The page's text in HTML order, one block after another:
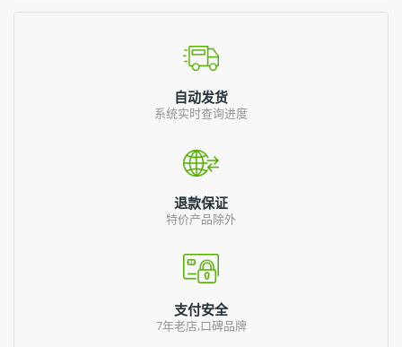
自动发货
系统实时查询进度
退款保证
特价产品除外
支付安全
7年老店,口碑品牌